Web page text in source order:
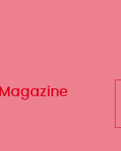
Magazine
Magazine